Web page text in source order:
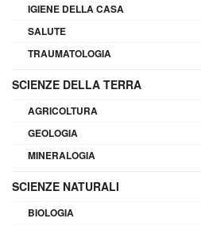
IGIENE DELLA CASA
SALUTE
TRAUMATOLOGIA
SCIENZE DELLA TERRA
AGRICOLTURA
GEOLOGIA
MINERALOGIA
SCIENZE NATURALI
BIOLOGIA